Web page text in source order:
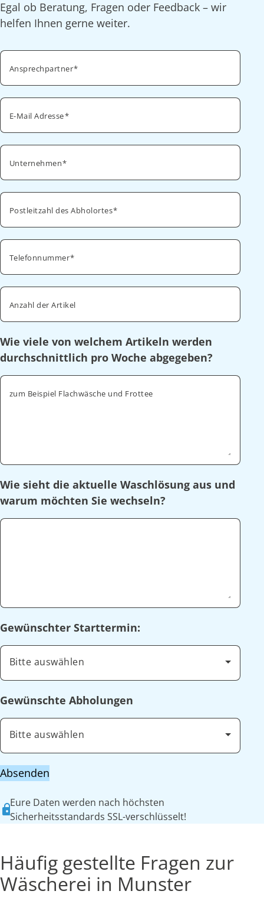
Egal ob Beratung, Fragen oder Feedback – wir
helfen Ihnen gerne weiter.
Ansprechpartner
E-Mail Adresse
Unternehmen
Postleitzahl des Abholortes
Telefonnummer
Anzahl der Artikel
Wie viele von welchem Artikeln werden
durchschnittlich pro Woche abgegeben?
zum Beispiel Flachwäsche und Frottee
Wie sieht die aktuelle Waschlösung aus und
warum möchten Sie wechseln?
Gewünschter Starttermin:
Bitte auswählen
Gewünschte Abholungen
Bitte auswählen
Absenden
Eure Daten werden nach höchsten
Sicherheitsstandards SSL-verschlüsselt!
Häufig gestellte Fragen zur
Wäscherei in Munster